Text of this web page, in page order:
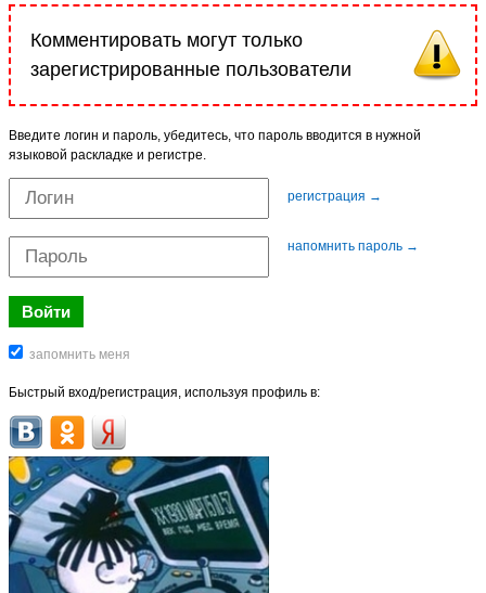
Комментировать могут только
зарегистрированные пользователи
Введите логин и пароль, убедитесь, что пароль вводится в нужной
языковой раскладке и регистре.
регистрация →
напомнить пароль →
Быстрый вход/регистрация, используя профиль в: